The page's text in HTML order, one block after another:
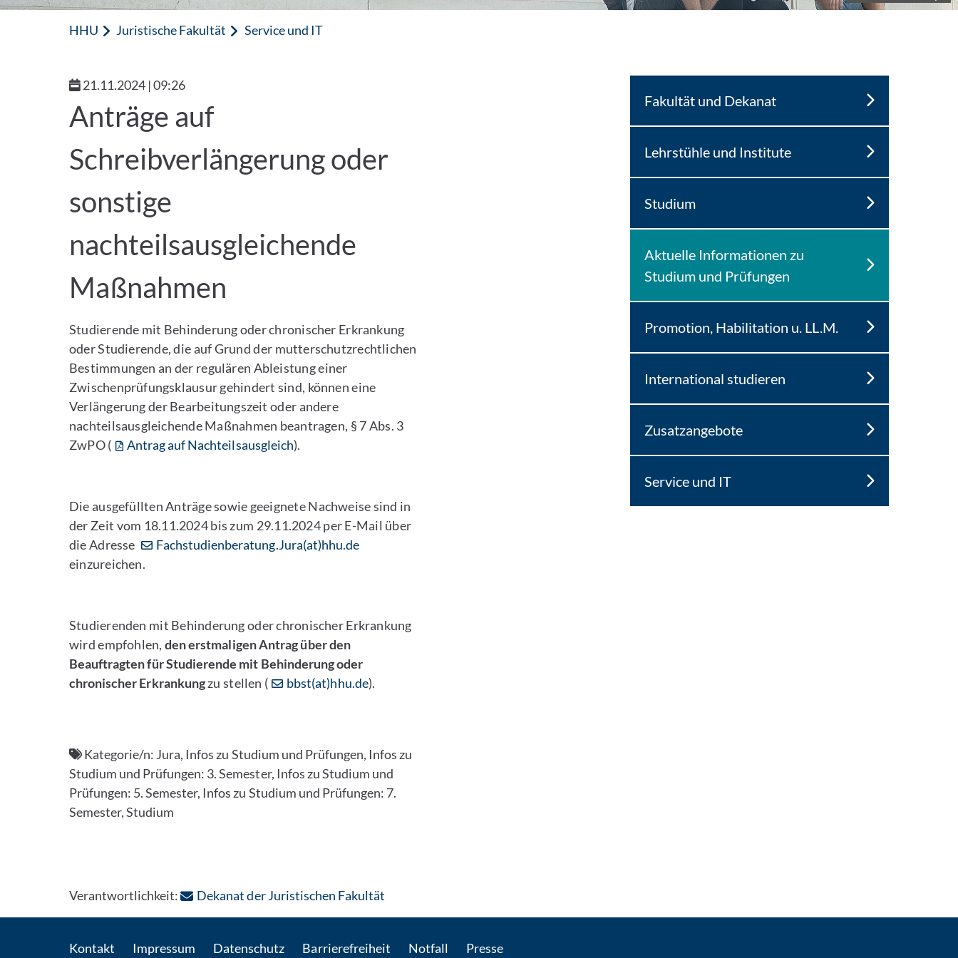
HHU Juristische Fakultät Service und IT
21.11.2024 | 09:26
Anträge auf
Schreibverlängerung oder
sonstige
nachteilsausgleichende
Maßnahmen
Studierende mit Behinderung oder chronischer Erkrankung
oder Studierende, die auf Grund der mutterschutzrechtlichen
Bestimmungen an der regulären Ableistung einer
Zwischenprüfungsklausur gehindert sind, können eine
Verlängerung der Bearbeitungszeit oder andere
nachteilsausgleichende Maßnahmen beantragen, § 7 Abs. 3
ZwPO (
Antrag auf Nachteilsausgleich).
Die ausgefüllten Anträge sowie geeignete Nachweise sind in
der Zeit vom 18.11.2024 bis zum 29.11.2024 per E-Mail über
die Adresse
Fachstudienberatung.Jura(at)hhu.de
einzureichen.
Studierenden mit Behinderung oder chronischer Erkrankung
wird empfohlen,den erstmaligenAntrag über den
Beauftragten für Studierende mit Behinderung oder
chronischer Erkrankungzu stellen ( bbst(at)hhu.de).
Kategorie/n: Jura, Infos zu Studium und Prüfungen, Infos zu
Studium und Prüfungen: 3. Semester, Infos zu Studium und
Prüfungen: 5. Semester, Infos zu Studium und Prüfungen: 7.
Semester, Studium
Fakultät und Dekanat
Lehrstühle und Institute
Studium
Aktuelle Informationen zu
Studium und Prüfungen
Promotion, Habilitation u. LL.M.
International studieren
Zusatzangebote
Service und IT
Verantwortlichkeit: Dekanat der Juristischen Fakultät: Per E-Mail kontaktieren
Kontakt Impressum Datenschutz Barrierefreiheit Notfall Presse